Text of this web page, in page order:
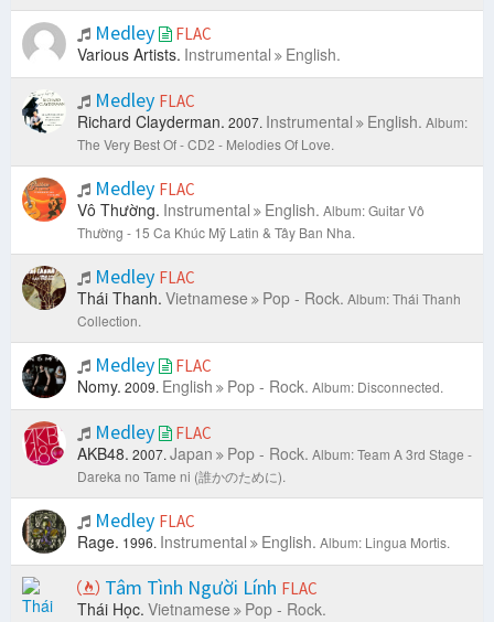
Medley FLAC
Various Artists. Instrumental English.
Medley FLAC
Richard Clayderman. 2007. Instrumental English. Album:
The Very Best Of - CD2 - Melodies Of Love.
Medley FLAC
Vô Thường. Instrumental English. Album: Guitar Vô
Thường - 15 Ca Khúc Mỹ Latin & Tây Ban Nha.
Medley FLAC
Thái Thanh. Vietnamese Pop - Rock. Album: Thái Thanh
Collection.
Medley FLAC
Nomy. 2009. English Pop - Rock. Album: Disconnected.
Medley FLAC
AKB48. 2007. Japan Pop - Rock. Album: Team A 3rd Stage -
Dareka no Tame ni (誰かのために).
Medley FLAC
Rage. 1996. Instrumental English. Album: Lingua Mortis.
Tâm Tình Người Lính FLAC
Thái Học. Vietnamese Pop - Rock.